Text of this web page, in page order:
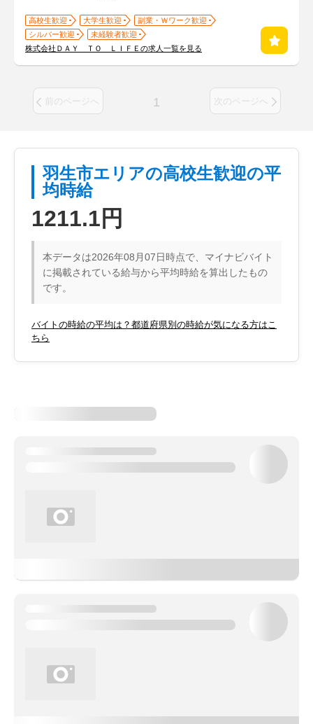
高校生歓迎 大学生歓迎
副業・Ｗワーク歓迎
シルバー歓迎
未経験者歓迎
株式会社ＤＡＹ ＴＯ ＬＩＦＥの求人一覧を見る
前のページへ 1 次のページへ
羽生市エリアの高校生歓迎の平
均時給
1211.1円
本データは2026年08月07日時点で、マイナビバイト
に掲載されている給与から平均時給を算出したもの
です。
バイトの時給の平均は？都道府県別の時給が気になる方はこ
ちら